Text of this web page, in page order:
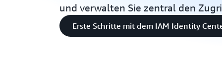
und verwalten Sie zentral den
Erste Schritte mit dem IAM Identity